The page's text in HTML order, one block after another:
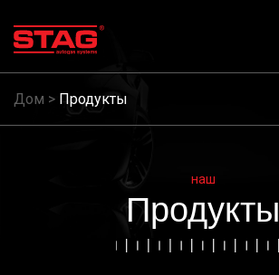
Дом > Продукты
наш
Продукты